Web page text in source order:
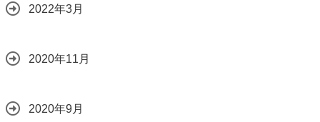
2022年3月
2020年11月
2020年9月